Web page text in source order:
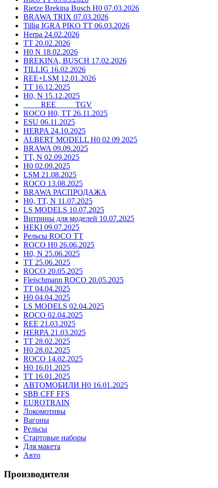
Rietze Brekina Busch H0 07.03.2026
BRAWA TRIX 07.03.2026
Tillig IGRA PIKO TT 06.03.2026
Herpa 24.02.2026
TT 20.02.2026
H0 N 18.02.2026
BREKINA, BUSCH 17.02.2026
TILLIG 16.02.2026
REE+LSM 12.01.2026
TT 16.12.2025
H0, N 15.12.2025
____ REE ____ TGV
ROCO H0, TT 26.11.2025
ESU 06.11.2025
HERPA 24.10.2025
ALBERT MODELL H0 02 09 2025
BRAWA 09.09.2025
TT, N 02.09.2025
H0 02.09.2025
LSM 21.08.2025
ROCO 13.08.2025
BRAWA РАСПРОДАЖА
H0, TT, N 11.07.2025
LS MODELS 10.07.2025
Витрины для моделей 10.07.2025
HEKI 09.07.2025
Рельсы ROCO TT
ROCO H0 26.06.2025
H0, N 25.06.2025
TT 25.06.2025
ROCO 20.05.2025
Fleischmann ROCO 20.05.2025
TT 04.04.2025
H0 04.04.2025
LS MODELS 02.04.2025
ROCO 02.04.2025
REE 21.03.2025
HERPA 21.03.2025
TT 28.02.2025
H0 28.02.2025
ROCO 14.02.2025
H0 16.01.2025
TT 16.01.2025
АВТОМОБИЛИ H0 16.01.2025
SBB CFF FFS
EUROTRAIN
Локомотивы
Вагоны
Рельсы
Стартовые наборы
Для макета
Авто
Производители